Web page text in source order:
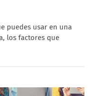
puedes usar en una
los factores que